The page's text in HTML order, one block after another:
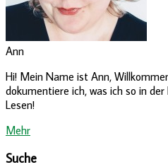
Ann
Hi! Mein Name ist Ann,
dokumentiere ich, was ich so in
Lesen!
Mehr
Suche